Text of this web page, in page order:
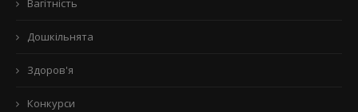
Вагітність
Дошкільнята
Здоров'я
Конкурси